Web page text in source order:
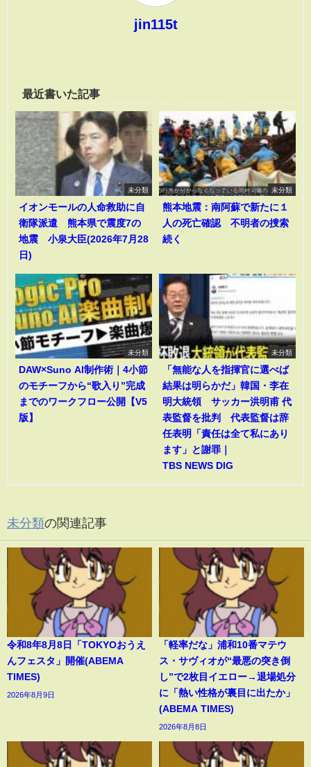
jin115t
最近書いた記事
未分類
イオンモールの人命救助に自
衛隊派遣 熊本県で震度7の
地震 小泉大臣(2026年7月28
日)
未分類
熊本地震：南阿蘇で新たに１
人の死亡確認 不明者の捜索
続く
未分類
DAW×Suno AI制作術｜4小節
のモチーフから“歌入り”完成
までのワークフロー公開【V5
版】
未分類
「無能な人を指揮官に選べば
結果は明らかだ」韓国・李在
明大統領 サッカー洪明甫 代
表監督を批判 代表監督は辞
任表明「責任は全て私にあり
ます」と謝罪｜
TBS NEWS DIG
未分類の関連記事
令和8年8月8日「TOKYOおうえ
んフェスタ」開催(ABEMA
TIMES)
2026年8月9日
「軽率だな」浦和10番マテウ
ス・サヴィオが“最悪の突き倒
し”で2枚目イエロー→退場処分
に「熱い性格が裏目に出たか」
(ABEMA TIMES)
2026年8月8日